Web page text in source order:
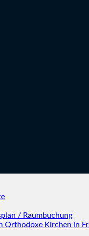
/ Raumbuchung
Orthodoxe Kirchen in